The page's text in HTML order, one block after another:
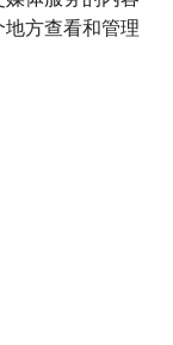
方查看和管理